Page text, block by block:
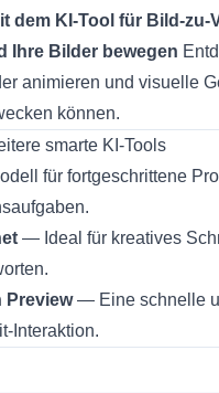
dem KI-Tool für Bild-zu-
Ihre Bilder bewegen
animieren und visuelle
können.
smarte KI-Tools
für fortgeschrittene
— Ideal für kreatives
Preview— Eine schnelle
Interaktion.